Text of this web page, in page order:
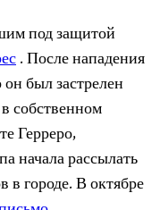
под защитой
. После нападения
он был застрелен
собственном
Герреро,
начала рассылать
в городе. В октябре